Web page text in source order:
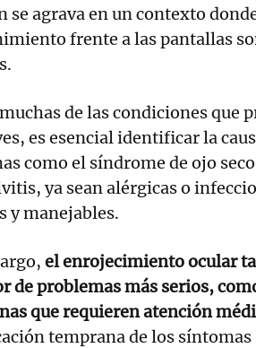
se agrava en un contexto
frente a las pantallas
de las condiciones que
es esencial identificar la
como el síndrome de ojo
ya sean alérgicas o
y manejables.
el enrojecimiento ocular
de problemas más serios,
que requieren atención
temprana de los síntomas